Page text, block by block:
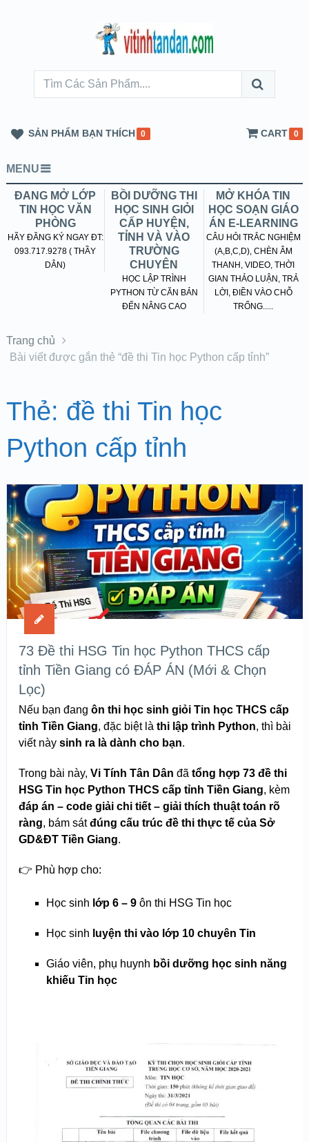
SẢN PHẨM BẠN THÍCH 0 CART 0
MENU
ĐANG MỞ LỚP
TIN HỌC VĂN
PHÒNG
HÃY ĐĂNG KÝ NGAY ĐT:
093.717.9278 ( THẦY
DÂN)
BỒI DƯỠNG THI
HỌC SINH GIỎI
CẤP HUYỆN,
TỈNH VÀ VÀO
TRƯỜNG
CHUYÊN
HỌC LẬP TRÌNH
PYTHON TỪ CĂN BẢN
ĐẾN NÂNG CAO
MỞ KHÓA TIN
HỌC SOẠN GIÁO
ÁN E-LEARNING
CÂU HỎI TRẮC NGHIỆM
(A,B,C,D), CHÈN ÂM
THANH, VIDEO, THỜI
GIAN THẢO LUẬN, TRẢ
LỜI, ĐIỀN VÀO CHỖ
TRỐNG.....
Trang chủ
Bài viết được gắn thẻ “đề thi Tin học Python cấp tỉnh”
Thẻ: đề thi Tin học
Python cấp tỉnh
73 Đề thi HSG Tin học Python THCS cấp
tỉnh Tiền Giang có ĐÁP ÁN (Mới & Chọn
Lọc)
Nếu bạn đang ôn thi học sinh giỏi Tin học THCS cấp
tỉnh Tiền Giang, đặc biệt là thi lập trình Python, thì bài
viết này sinh ra là dành cho bạn.
Trong bài này, Vi Tính Tân Dân đã tổng hợp 73 đề thi
HSG Tin học Python THCS cấp tỉnh Tiền Giang, kèm
đáp án – code giải chi tiết – giải thích thuật toán rõ
ràng, bám sátđúng cấu trúc đề thi thực tế của Sở
GD&ĐT Tiền Giang.
👉 Phù hợp cho:
Học sinh lớp 6 – 9ôn thi HSG Tin học
Học sinh luyện thi vào lớp 10 chuyên Tin
Giáo viên, phụ huynh bồi dưỡng học sinh năng
khiếu Tin học